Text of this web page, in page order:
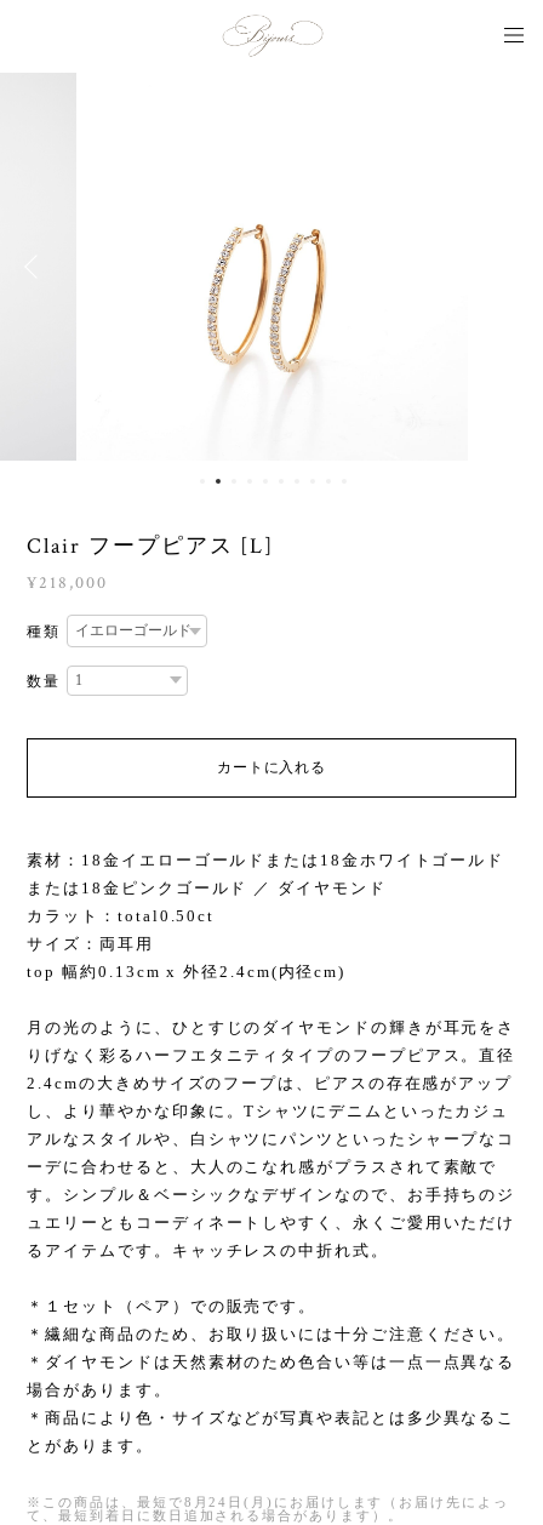
Clair フープピアス [L]
¥218,000
種類
数量
カートに入れる
素材：18金イエローゴールドまたは18金ホワイトゴールド
または18金ピンクゴールド ／ ダイヤモンド
カラット：total0.50ct
サイズ：両耳用
top 幅約0.13cm x 外径2.4cm(内径cm)
月の光のように、ひとすじのダイヤモンドの輝きが耳元をさ
りげなく彩るハーフエタニティタイプのフープピアス。直径
2.4cmの大きめサイズのフープは、ピアスの存在感がアップ
し、より華やかな印象に。Tシャツにデニムといったカジュ
アルなスタイルや、白シャツにパンツといったシャープなコ
ーデに合わせると、大人のこなれ感がプラスされて素敵で
す。シンプル＆ベーシックなデザインなので、お手持ちのジ
ュエリーともコーディネートしやすく、永くご愛用いただけ
るアイテムです。キャッチレスの中折れ式。
＊１セット（ペア）での販売です。
＊繊細な商品のため、お取り扱いには十分ご注意ください。
＊ダイヤモンドは天然素材のため色合い等は一点一点異なる
場合があります。
＊商品により色・サイズなどが写真や表記とは多少異なるこ
とがあります。
※この商品は、最短で8月24日(月)にお届けします（お届け先によっ
て、最短到着日に数日追加される場合があります）。